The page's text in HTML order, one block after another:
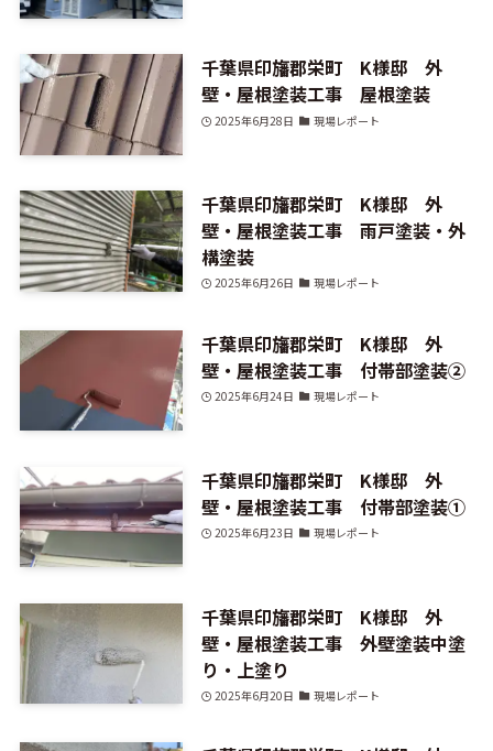
千葉県印旛郡栄町 K様邸 外
壁・屋根塗装工事 屋根塗装
2025年6月28日 現場レポート
千葉県印旛郡栄町 K様邸 外
壁・屋根塗装工事 雨戸塗装・外
構塗装
2025年6月26日 現場レポート
千葉県印旛郡栄町 K様邸 外
壁・屋根塗装工事 付帯部塗装②
2025年6月24日 現場レポート
千葉県印旛郡栄町 K様邸 外
壁・屋根塗装工事 付帯部塗装①
2025年6月23日 現場レポート
千葉県印旛郡栄町 K様邸 外
壁・屋根塗装工事 外壁塗装中塗
り・上塗り
2025年6月20日 現場レポート